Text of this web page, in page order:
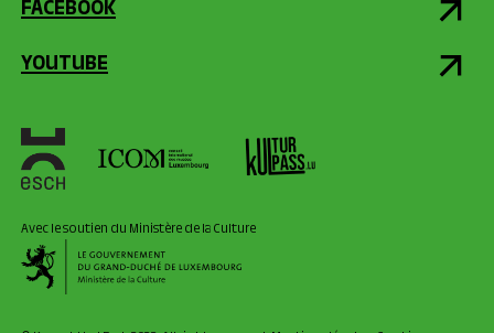
FACEBOOK
YOUTUBE
Avec le soutien du Ministère de la Culture